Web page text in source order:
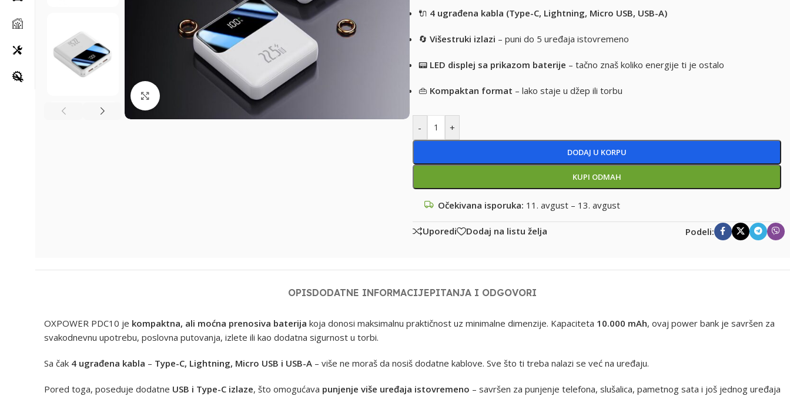
Klikni za uvećanje
🔌 4 ugrađena kabla (Type-C, Lightning, Micro USB, USB-A)
🔄 Višestruki izlazi – puni do 5 uređaja istovremeno
📟 LED displej sa prikazom baterije – tačno znaš koliko energije ti je ostalo
👜 Kompaktan format – lako staje u džep ili torbu
- +
DODAJ U KORPU
KUPI ODMAH
Očekivana isporuka: 11. avgust – 13. avgust
Uporedi Dodaj na listu želja Podeli:
OPISDODATNE INFORMACIJEPITANJA I ODGOVORI
OXPOWER PDC10 je kompaktna, ali moćna prenosiva baterija koja donosi maksimalnu praktičnost uz minimalne dimenzije. Kapaciteta 10.000 mAh, ovaj power bank je savršen za
svakodnevnu upotrebu, poslovna putovanja, izlete ili kao dodatna sigurnost u torbi.
Sa čak 4 ugrađena kabla – Type-C, Lightning, Micro USB i USB-A – više ne moraš da nosiš dodatne kablove. Sve što ti treba nalazi se već na uređaju.
Pored toga, poseduje dodatne USB i Type-C izlaze, što omogućava punjenje više uređaja istovremeno – savršen za punjenje telefona, slušalica, pametnog sata i još jednog uređaja